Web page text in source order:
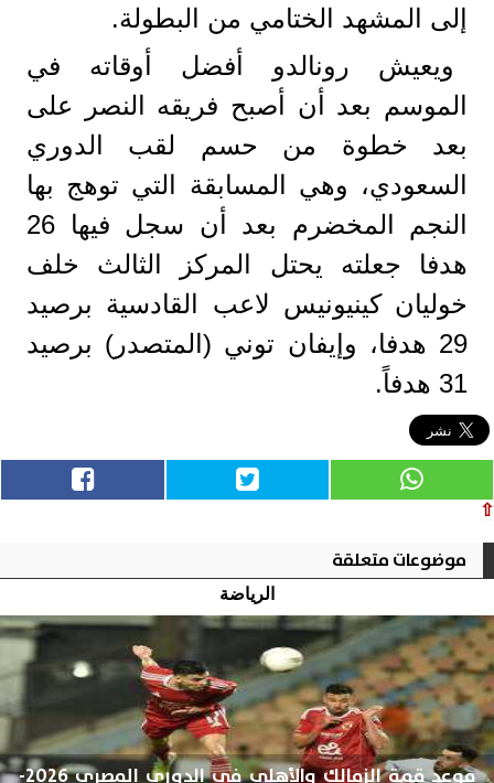
إلى المشهد الختامي من البطولة.
ويعيش رونالدو أفضل أوقاته في
الموسم بعد أن أصبح فريقه النصر على
بعد خطوة من حسم لقب الدوري
السعودي، وهي المسابقة التي توهج بها
النجم المخضرم بعد أن سجل فيها 26
هدفا جعلته يحتل المركز الثالث خلف
خوليان كينيونيس لاعب القادسية برصيد
29 هدفا، وإيفان توني (المتصدر) برصيد
31 هدفاً.
⇧
موضوعات متعلقة
الرياضة